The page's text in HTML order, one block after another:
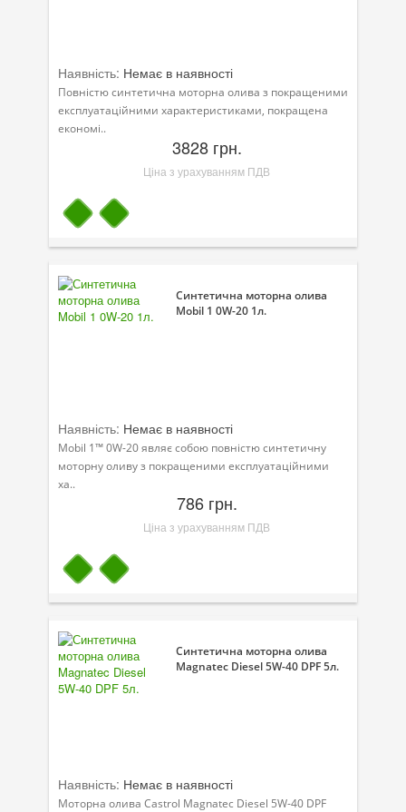
Промислова програма
Технологічні рідини
Наявність: Немає в наявності
Повністю синтетична моторна олива з покращеними
експлуатаційними характеристиками, покращена
економі..
3828 грн.
Ціна з урахуванням ПДВ
Синтетична моторна олива
Mobil 1 0W-20 1л.
Наявність: Немає в наявності
Mobil 1™ 0W-20 являє собою повністю синтетичну
моторну оливу з покращеними експлуатаційними
ха..
786 грн.
Ціна з урахуванням ПДВ
Синтетична моторна олива
Magnatec Diesel 5W-40 DPF 5л.
Наявність: Немає в наявності
Моторна олива Castrol Magnatec Diesel 5W-40 DPF